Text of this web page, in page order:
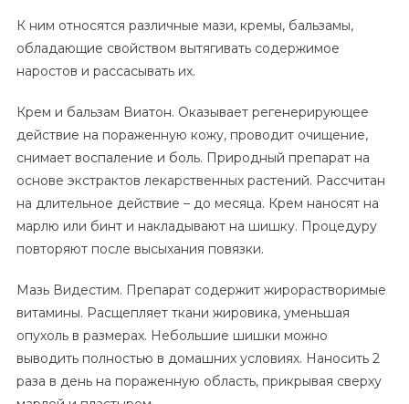
К ним относятся различные мази, кремы, бальзамы,
обладающие свойством вытягивать содержимое
наростов и рассасывать их.
Крем и бальзам Виатон. Оказывает регенерирующее
действие на пораженную кожу, проводит очищение,
снимает воспаление и боль. Природный препарат на
основе экстрактов лекарственных растений. Рассчитан
на длительное действие – до месяца. Крем наносят на
марлю или бинт и накладывают на шишку. Процедуру
повторяют после высыхания повязки.
Мазь Видестим. Препарат содержит жирорастворимые
витамины. Расщепляет ткани жировика, уменьшая
опухоль в размерах. Небольшие шишки можно
выводить полностью в домашних условиях. Наносить 2
раза в день на пораженную область, прикрывая сверху